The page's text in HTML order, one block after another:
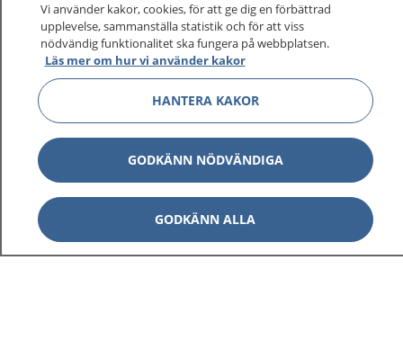
1177 på flera språk
Om 1177 Show
Kontakt Show
Behandling av personuppgifter
Vi använder kakor, cookies, för att ge dig en förbättrad
upplevelse, sammanställa statistik och för att viss
nödvändig funktionalitet ska fungera på webbplatsen.
Läs mer om hur vi använder kakor
HANTERA KAKOR
GODKÄNN NÖDVÄNDIGA
GODKÄNN ALLA